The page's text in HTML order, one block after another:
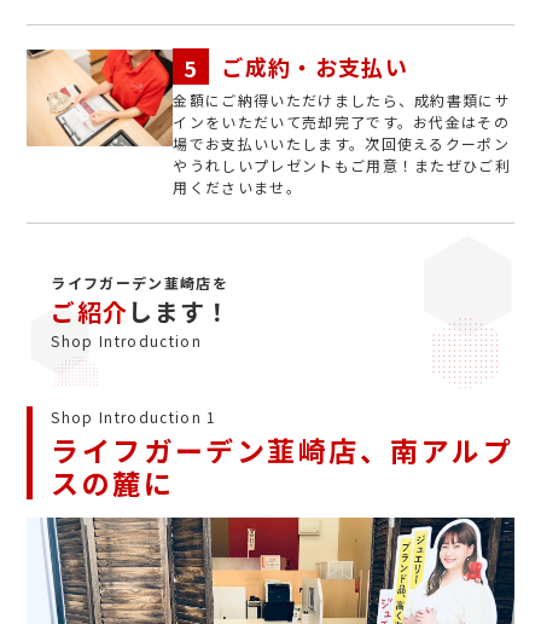
ご成約・お支払い
金額にご納得いただけましたら、成約書類にサ
インをいただいて売却完了です。お代金はその
場でお支払いいたします。次回使えるクーポン
やうれしいプレゼントもご用意！またぜひご利
用くださいませ。
ライフガーデン韮崎店を
ご紹介します！
Shop Introduction
Shop Introduction 1
ライフガーデン韮崎店、南アルプ
スの麓に